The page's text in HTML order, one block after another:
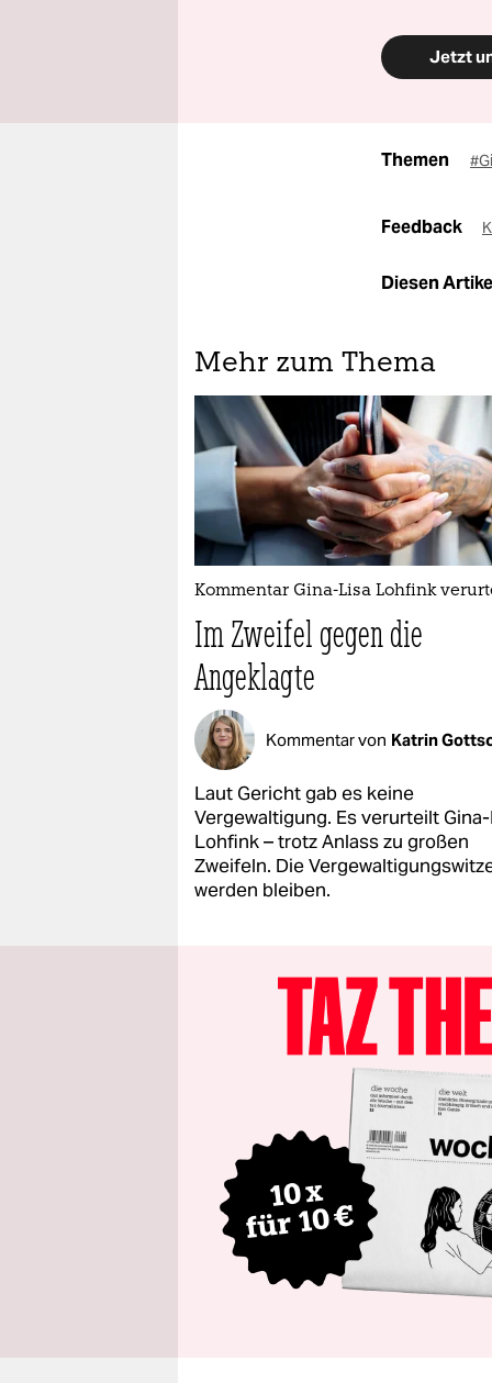
Jetzt
Themen
Feedback
Diesen
Mehr zum Thema
Kommentar Gina-Lisa Lohfink
Im Zweifel gegen die
Angeklagte
Kommentar von Katrin
Laut Gericht gab es keine
Vergewaltigung. Es verurteilt
Lohfink – trotz Anlass zu großen
Zweifeln. Die
werden bleiben.